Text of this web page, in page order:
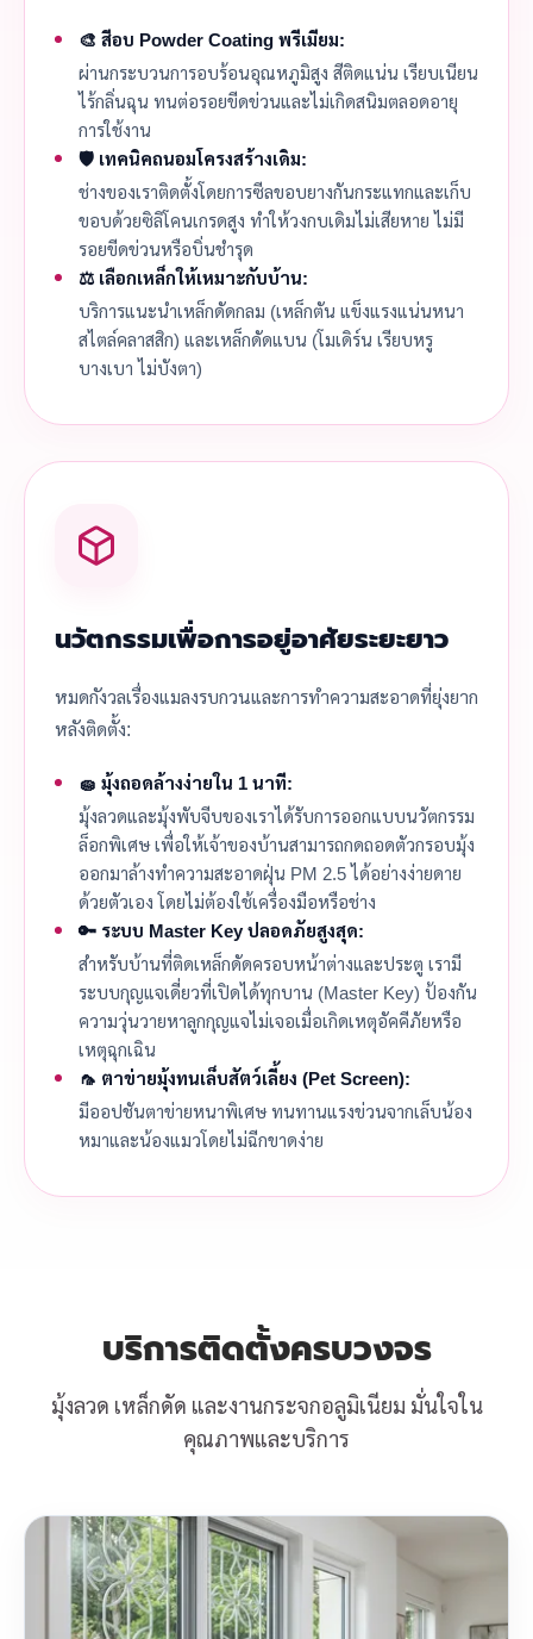
🎨 สีอบ Powder Coating พรีเมียม:
ผ่านกระบวนการอบร้อนอุณหภูมิสูง สีติดแน่น เรียบเนียน
ไร้กลิ่นฉุน ทนต่อรอยขีดข่วนและไม่เกิดสนิมตลอดอายุ
การใช้งาน
🛡️ เทคนิคถนอมโครงสร้างเดิม:
ช่างของเราติดตั้งโดยการซีลขอบยางกันกระแทกและเก็บ
ขอบด้วยซิลิโคนเกรดสูง ทำให้วงกบเดิมไม่เสียหาย ไม่มี
รอยขีดข่วนหรือบิ่นชำรุด
⚖️ เลือกเหล็กให้เหมาะกับบ้าน:
บริการแนะนำเหล็กดัดกลม (เหล็กตัน แข็งแรงแน่นหนา
สไตล์คลาสสิก) และเหล็กดัดแบน (โมเดิร์น เรียบหรู
บางเบา ไม่บังตา)
นวัตกรรมเพื่อการอยู่อาศัยระยะยาว
หมดกังวลเรื่องแมลงรบกวนและการทำความสะอาดที่ยุ่งยาก
หลังติดตั้ง:
🧽 มุ้งถอดล้างง่ายใน 1 นาที:
มุ้งลวดและมุ้งพับจีบของเราได้รับการออกแบบนวัตกรรม
ล็อกพิเศษ เพื่อให้เจ้าของบ้านสามารถกดถอดตัวกรอบมุ้ง
ออกมาล้างทำความสะอาดฝุ่น PM 2.5 ได้อย่างง่ายดาย
ด้วยตัวเอง โดยไม่ต้องใช้เครื่องมือหรือช่าง
🔑 ระบบ Master Key ปลอดภัยสูงสุด:
สำหรับบ้านที่ติดเหล็กดัดครอบหน้าต่างและประตู เรามี
ระบบกุญแจเดี่ยวที่เปิดได้ทุกบาน (Master Key) ป้องกัน
ความวุ่นวายหาลูกกุญแจไม่เจอเมื่อเกิดเหตุอัคคีภัยหรือ
เหตุฉุกเฉิน
🦟 ตาข่ายมุ้งทนเล็บสัตว์เลี้ยง (Pet Screen):
มีออปชันตาข่ายหนาพิเศษ ทนทานแรงข่วนจากเล็บน้อง
หมาและน้องแมวโดยไม่ฉีกขาดง่าย
บริการติดตั้งครบวงจร
มุ้งลวด เหล็กดัด และงานกระจกอลูมิเนียม มั่นใจใน
คุณภาพและบริการ